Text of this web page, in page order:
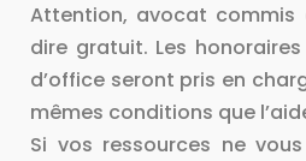
Attention, avocat commis
dire gratuit. Les
d’office seront pris en
mêmes conditions que
Si vos ressources ne